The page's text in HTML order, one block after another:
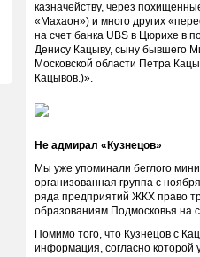
казначейству, через
«Махаон») и много других
на счет банка UBS в Цюрихе в
Денису Кацыву, сыну бывшего
Московской области Петра
Кацывов.)».
Не адмирал «Кузнецов»
Мы уже упоминали беглого
организованная группа с
ряда предприятий ЖКХ право
образованиям Подмосковья на
Помимо того, что Кузнецов с
информация, согласно которой